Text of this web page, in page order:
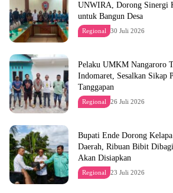
UNWIRA, Dorong Sinergi
untuk Bangun Desa
Regional 30 Juli 2026
Pelaku UMKM Nangaroro
Indomaret, Sesalkan Sikap
Tanggapan
Regional 26 Juli 2026
Bupati Ende Dorong
Daerah, Ribuan Bibit
Akan Disiapkan
Regional 23 Juli 2026